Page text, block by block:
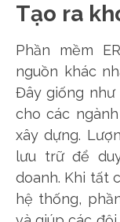
Tạo ra
Phần mềm
nguồn khác
Đây giống như
cho các
xây dựng.
lưu trữ để
doanh. Khi tất
hệ thống,